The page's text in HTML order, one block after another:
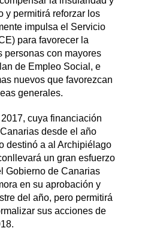
y permitirá reforzar los
impulsa el Servicio
para favorecer la
personas con mayores
de Empleo Social, e
nuevos que favorezcan
generales.
cuya financiación
desde el año
destinó a al Archipiélago
un gran esfuerzo
Gobierno de Canarias
en su aprobación y
del año, pero permitirá
sus acciones de